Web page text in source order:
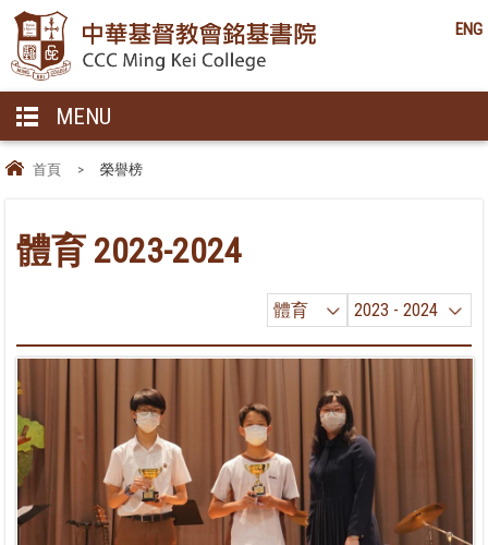
ENG
MENU
首頁 > 榮譽榜
體育 2023-2024
2023 - 2024
體育